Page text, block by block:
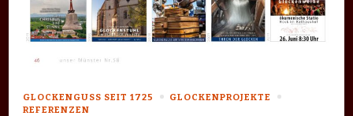
GLOCKENGUSS SEIT 1725
GLOCKENPROJEKTE
REFERENZEN